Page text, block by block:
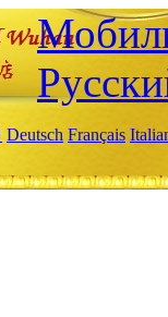
Deutsch Français